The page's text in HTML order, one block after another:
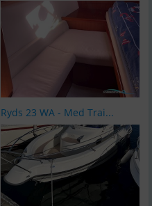
Ryds 23 WA - Med Trai...